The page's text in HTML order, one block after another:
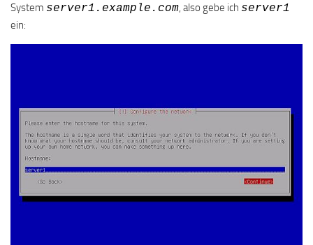
System server1.example.com, also gebe ich server1
ein: